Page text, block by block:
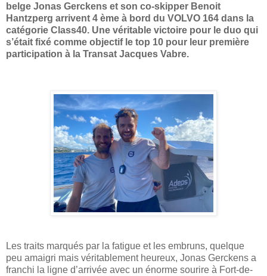
belge Jonas Gerckens et son co-skipper Benoit
Hantzperg arrivent 4 ème à bord du VOLVO 164 dans la
catégorie Class40. Une véritable victoire pour le duo qui
s’était fixé comme objectif le top 10 pour leur première
participation à la Transat Jacques Vabre.
Les traits marqués par la fatigue et les embruns, quelque
peu amaigri mais véritablement heureux, Jonas Gerckens a
franchi la ligne d’arrivée avec un énorme sourire à Fort-de-